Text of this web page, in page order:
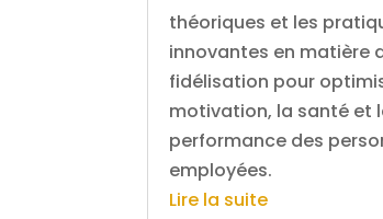
théoriques et les
innovantes en matière
fidélisation pour
motivation, la santé et
performance des
employées.
Lire la suite